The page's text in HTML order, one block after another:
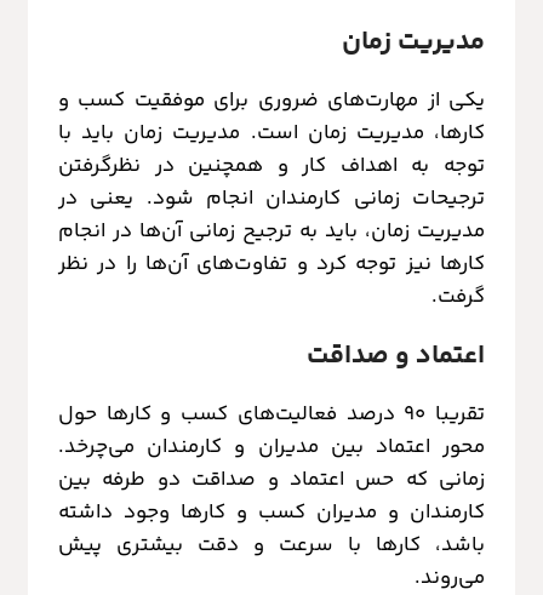
مدیریت زمان
یکی از مهارت‌های ضروری برای موفقیت کسب و
کارها، مدیریت زمان است. مدیریت زمان باید با
توجه به اهداف کار و همچنین در نظرگرفتن
ترجیحات زمانی کارمندان انجام شود. یعنی در
مدیریت زمان، باید به ترجیح زمانی آن‌ها در انجام
کارها نیز توجه کرد و تفاوت‌های آن‌ها را در نظر
گرفت.
اعتماد و صداقت
تقریبا 90 درصد فعالیت‌های کسب و کارها حول
محور اعتماد بین مدیران و کارمندان می‌چرخد.
زمانی که حس اعتماد و صداقت دو طرفه بین
کارمندان و مدیران کسب و کارها وجود داشته
باشد، کارها با سرعت و دقت بیشتری پیش
می‌روند.